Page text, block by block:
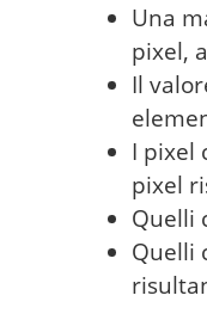
Una
pixel,
Il
I pixel
pixel
Quelli
Quelli